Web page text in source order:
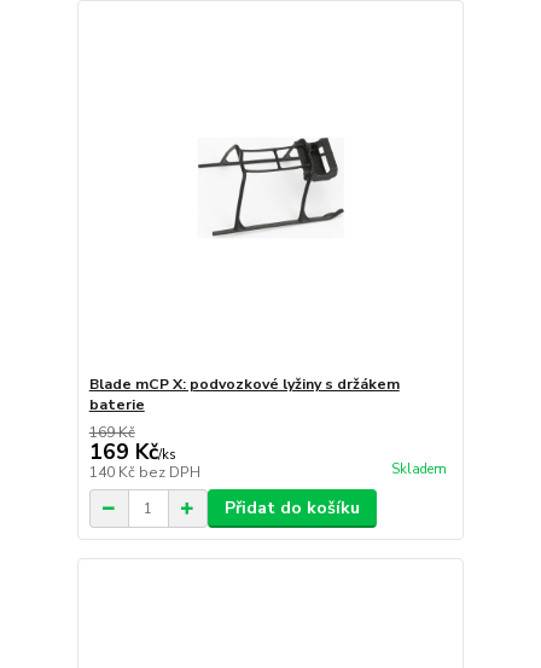
Blade mCP X: podvozkové lyžiny s držákem
baterie
169 Kč
169 Kč/ks
140 Kč bez DPH Skladem
Přidat do košíku